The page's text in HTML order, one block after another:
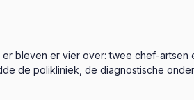
bleven er vier over: twee chef-
de polikliniek, de diagnostische